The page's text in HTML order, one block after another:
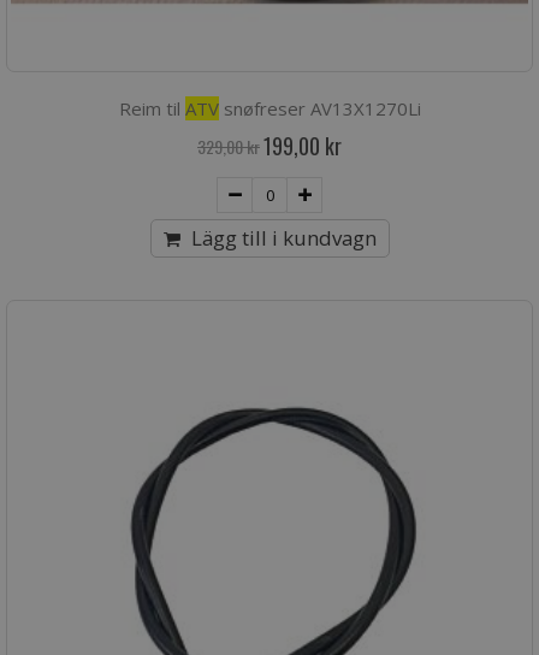
Reim til ATVsnøfreser AV13X1270Li
329,00 krSpecial
Price
199,00 kr
Lägg till i kundvagn